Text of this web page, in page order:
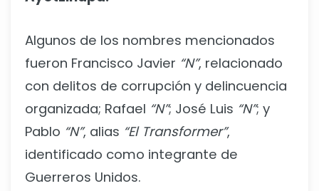
Algunos de los nombres mencionados
fueron Francisco Javier “N”, relacionado
con delitos de corrupción y delincuencia
organizada; Rafael “N”; José Luis “N”; y
Pablo “N”, alias “El Transformer”,
identificado como integrante de
Guerreros Unidos.